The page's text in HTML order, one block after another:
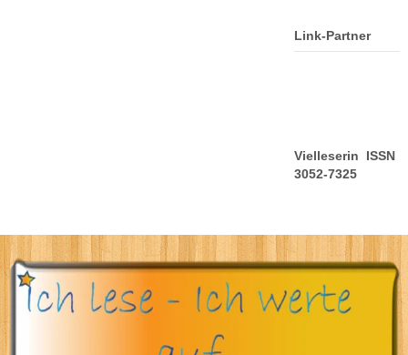
Link-Partner
Vielleserin ISSN
3052-7325